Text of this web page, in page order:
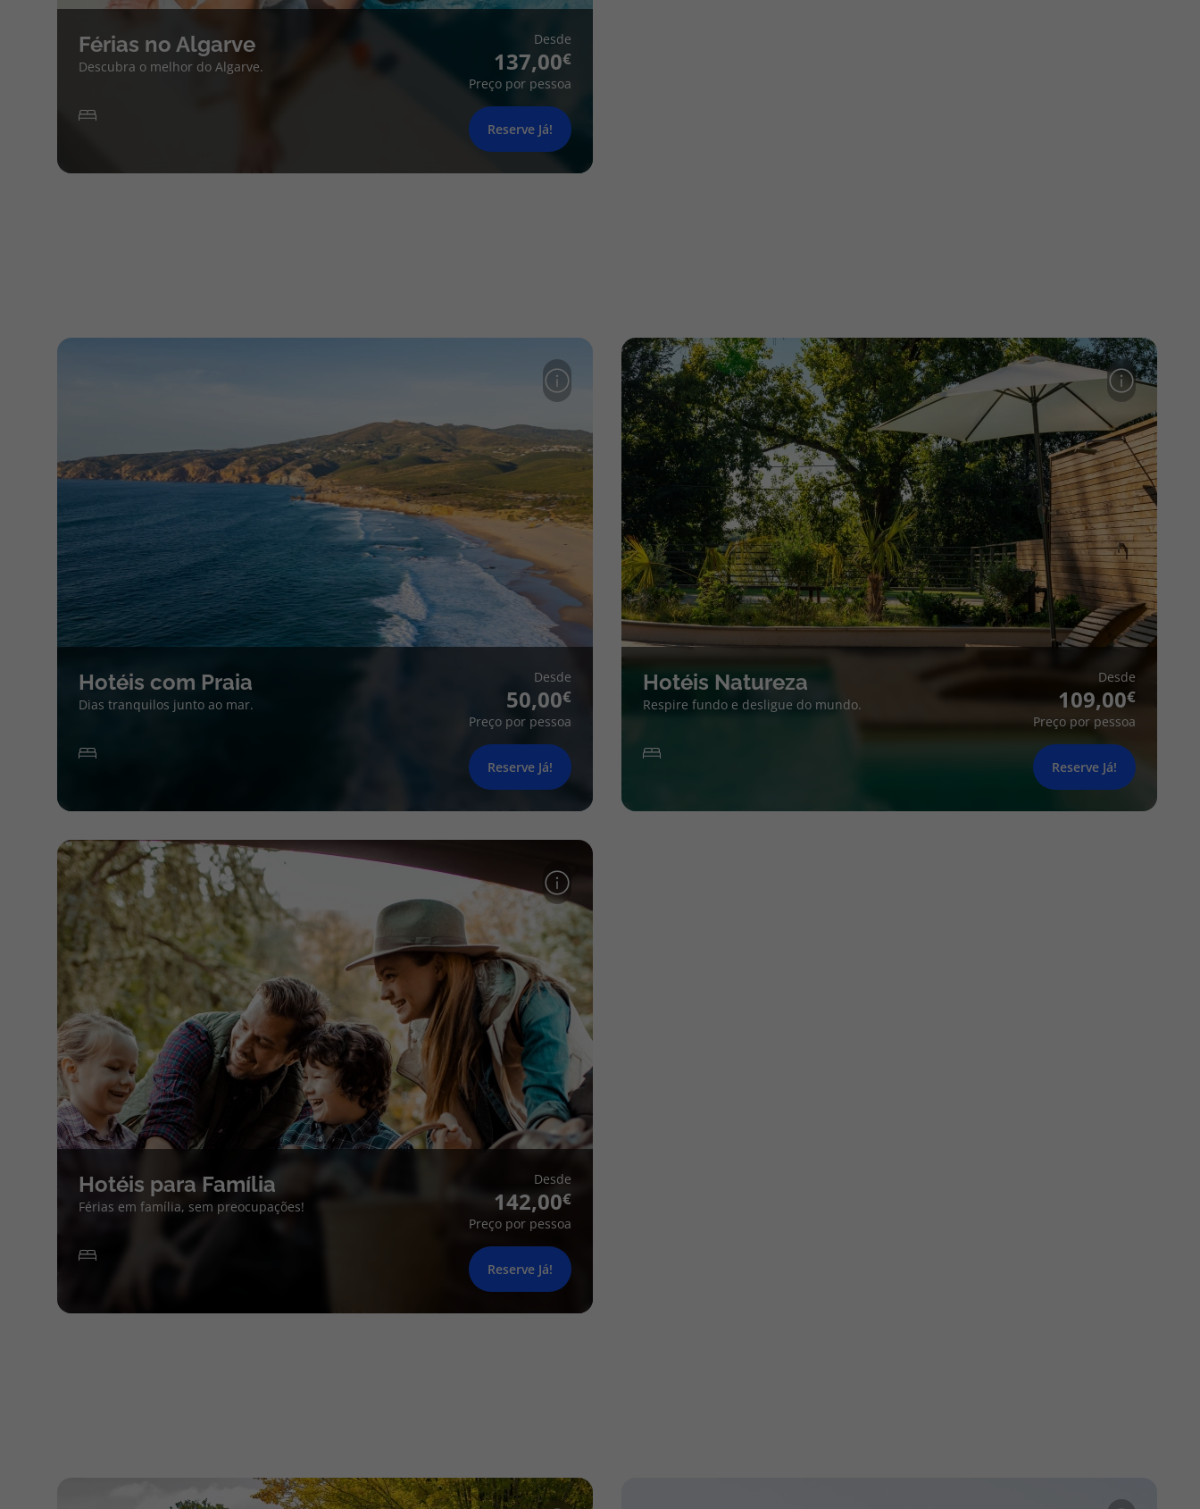
Férias no Algarve
Descubra o melhor do Algarve.
Desde
137,00
Preço por pessoa
Reserve Já!
Hotéis com Praia
Dias tranquilos junto ao mar.
Desde
50,00
Preço por pessoa
Reserve Já!
Hotéis Natureza
Respire fundo e desligue do mundo.
Desde
109,00
Preço por pessoa
Reserve Já!
Hotéis para Família
Férias em família, sem preocupações!
Desde
142,00
Preço por pessoa
Reserve Já!